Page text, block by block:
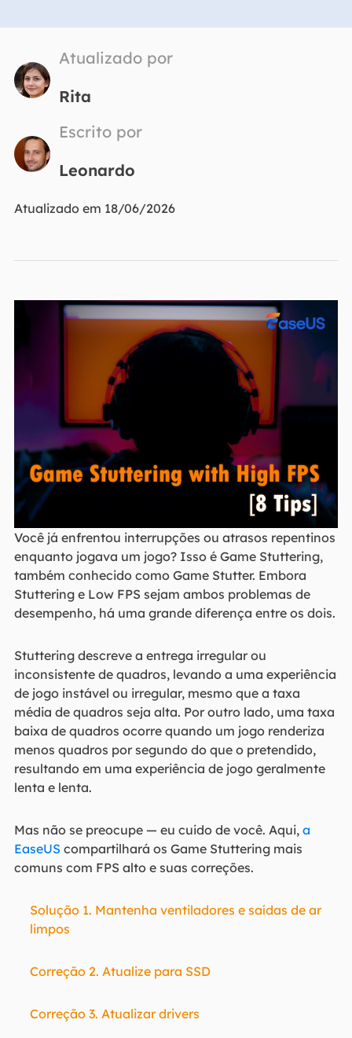
Atualizado por
Rita
Escrito por
Leonardo
Atualizado em 18/06/2026
Você já enfrentou interrupções ou atrasos repentinos
enquanto jogava um jogo? Isso é Game Stuttering,
também conhecido como Game Stutter. Embora
Stuttering e Low FPS sejam ambos problemas de
desempenho, há uma grande diferença entre os dois.
Stuttering descreve a entrega irregular ou
inconsistente de quadros, levando a uma experiência
de jogo instável ou irregular, mesmo que a taxa
média de quadros seja alta. Por outro lado, uma taxa
baixa de quadros ocorre quando um jogo renderiza
menos quadros por segundo do que o pretendido,
resultando em uma experiência de jogo geralmente
lenta e lenta.
Mas não se preocupe — eu cuido de você. Aqui, a
EaseUS compartilhará os Game Stuttering mais
comuns com FPS alto e suas correções.
Solução 1. Mantenha ventiladores e saídas de ar
limpos
Correção 2. Atualize para SSD
Correção 3. Atualizar drivers